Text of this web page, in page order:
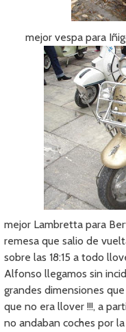
mejor vespa para
mejor Lambretta para
remesa que salio de
sobre las 18:15 a todo
Alfonso llegamos sin
grandes dimensiones
que no era llover !!!, a
no andaban coches por